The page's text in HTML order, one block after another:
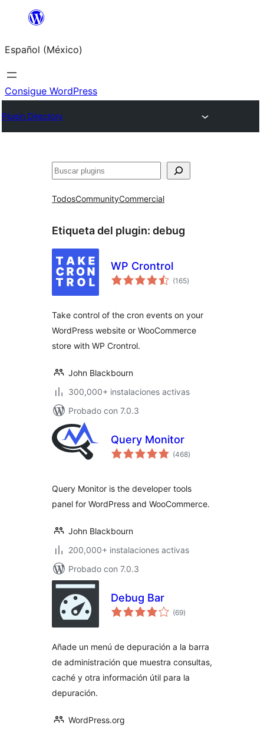
Saltar
contenido
Español (México)
Consigue WordPress
Plugin Directory
Buscar
TodosCommunityCommercial
Etiqueta del plugin: debug
WP Crontrol
(165total
de
)
Take control of the cron events on your
WordPress website or WooCommerce
store with WP Crontrol.
John Blackbourn
300,000+ instalaciones activas
Probado con 7.0.3
Query Monitor
(468total
de
)
Query Monitor is the developer tools
panel for WordPress and WooCommerce.
John Blackbourn
200,000+ instalaciones activas
Probado con 7.0.3
Debug Bar
(69total
de
)
Añade un menú de depuración a la barra
de administración que muestra consultas,
caché y otra información útil para la
depuración.
WordPress.org